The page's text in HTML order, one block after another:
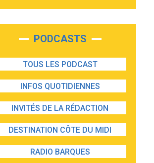
PODCASTS
TOUS LES PODCAST
INFOS QUOTIDIENNES
INVITÉS DE LA RÉDACTION
DESTINATION CÔTE DU MIDI
RADIO BARQUES